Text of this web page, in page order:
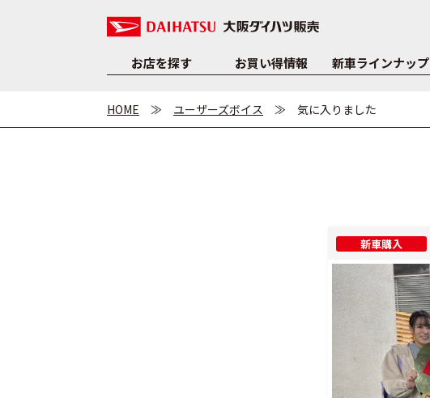
お店を探す お買い得情報 新車ラインナップ
HOME ユーザーズボイス 気に入りました
新車購入